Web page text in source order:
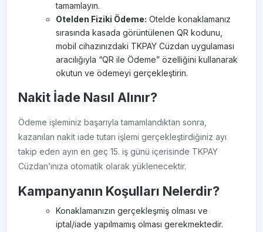
tamamlayın.
Otelden Fiziki Ödeme: Otelde konaklamanız
sırasında kasada görüntülenen QR kodunu,
mobil cihazınızdaki TKPAY Cüzdan uygulaması
aracılığıyla “QR ile Ödeme” özelliğini kullanarak
okutun ve ödemeyi gerçekleştirin.
Nakit İade Nasıl Alınır?
Ödeme işleminiz başarıyla tamamlandıktan sonra,
kazanılan nakit iade tutarı işlemi gerçekleştirdiğiniz ayı
takip eden ayın en geç 15. iş günü içerisinde TKPAY
Cüzdan’ınıza otomatik olarak yüklenecektir.
Kampanyanın Koşulları Nelerdir?
Konaklamanızın gerçekleşmiş olması ve
iptal/iade yapılmamış olması gerekmektedir.